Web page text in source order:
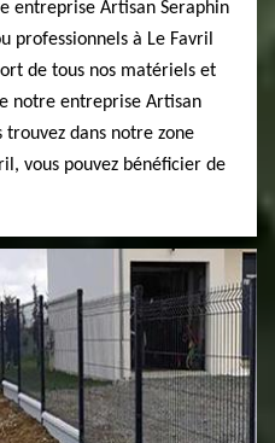
entreprise Artisan Seraphin
professionnels à Le Favril
de tous nos matériels et
notre entreprise Artisan
trouvez dans notre zone
vous pouvez bénéficier de